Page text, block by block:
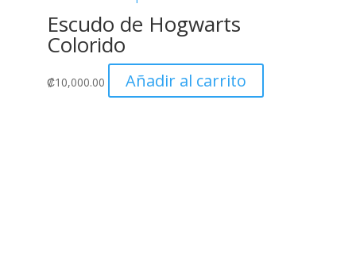
Escudo de Hogwarts
Colorido
₡10,000.00 Añadir al carrito